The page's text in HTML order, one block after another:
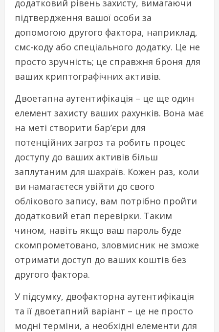
додатковий рівень захисту, вимагаючи
підтвердження вашої особи за
допомогою другого фактора, наприклад,
смс-коду або спеціального додатку. Це не
просто зручність; це справжня броня для
ваших криптографічних активів.
Двоетапна аутентифікація – це ще один
елемент захисту ваших рахунків. Вона має
на меті створити бар’єри для
потенційних загроз та робить процес
доступу до ваших активів більш
заплутаним для шахраїв. Кожен раз, коли
ви намагаєтеся увійти до свого
облікового запису, вам потрібно пройти
додатковий етап перевірки. Таким
чином, навіть якщо ваш пароль буде
скомпрометовано, зловмисник не зможе
отримати доступ до ваших коштів без
другого фактора.
У підсумку, двофакторна аутентифікація
та її двоетапний варіант – це не просто
модні терміни, а необхідні елементи для